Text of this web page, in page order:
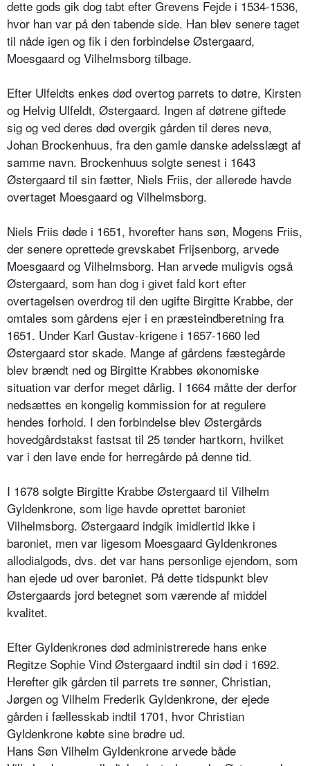
dette gods gik dog tabt efter Grevens Fejde i 1534-1536,
hvor han var på den tabende side. Han blev senere taget
til nåde igen og fik i den forbindelse Østergaard,
Moesgaard og Vilhelmsborg tilbage.
Efter Ulfeldts enkes død overtog parrets to døtre, Kirsten
og Helvig Ulfeldt, Østergaard. Ingen af døtrene giftede
sig og ved deres død overgik gården til deres nevø,
Johan Brockenhuus, fra den gamle danske adelsslægt af
samme navn. Brockenhuus solgte senest i 1643
Østergaard til sin fætter, Niels Friis, der allerede havde
overtaget Moesgaard og Vilhelmsborg.
Niels Friis døde i 1651, hvorefter hans søn, Mogens Friis,
der senere oprettede grevskabet Frijsenborg, arvede
Moesgaard og Vilhelmsborg. Han arvede muligvis også
Østergaard, som han dog i givet fald kort efter
overtagelsen overdrog til den ugifte Birgitte Krabbe, der
omtales som gårdens ejer i en præsteindberetning fra
1651. Under Karl Gustav-krigene i 1657-1660 led
Østergaard stor skade. Mange af gårdens fæstegårde
blev brændt ned og Birgitte Krabbes økonomiske
situation var derfor meget dårlig. I 1664 måtte der derfor
nedsættes en kongelig kommission for at regulere
hendes forhold. I den forbindelse blev Østergårds
hovedgårdstakst fastsat til 25 tønder hartkorn, hvilket
var i den lave ende for herregårde på denne tid.
I 1678 solgte Birgitte Krabbe Østergaard til Vilhelm
Gyldenkrone, som lige havde oprettet baroniet
Vilhelmsborg. Østergaard indgik imidlertid ikke i
baroniet, men var ligesom Moesgaard Gyldenkrones
allodialgods, dvs. det var hans personlige ejendom, som
han ejede ud over baroniet. På dette tidspunkt blev
Østergaards jord betegnet som værende af middel
kvalitet.
Efter Gyldenkrones død administrerede hans enke
Regitze Sophie Vind Østergaard indtil sin død i 1692.
Herefter gik gården til parrets tre sønner, Christian,
Jørgen og Vilhelm Frederik Gyldenkrone, der ejede
gården i fællesskab indtil 1701, hvor Christian
Gyldenkrone købte sine brødre ud.
Hans Søn Vilhelm Gyldenkrone arvede både